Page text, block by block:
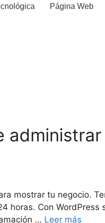
Página Web
mostrar tu negocio.
Con
… Leer más